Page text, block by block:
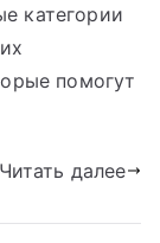
категории
помогут
Читать далее